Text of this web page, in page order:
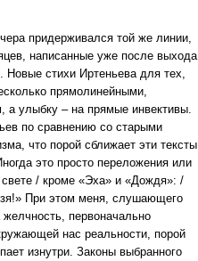
придерживался той же линии,
написанные уже после выхода
стихи Иртеньева для тех,
прямолинейными,
улыбку – на прямые инвективы.
по сравнению со старыми
что порой сближает эти тексты
это просто переложения или
/ кроме «Эха» и «Дождя»: /
При этом меня, слушающего
первоначально
нас реальности, порой
изнутри. Законы выбранного